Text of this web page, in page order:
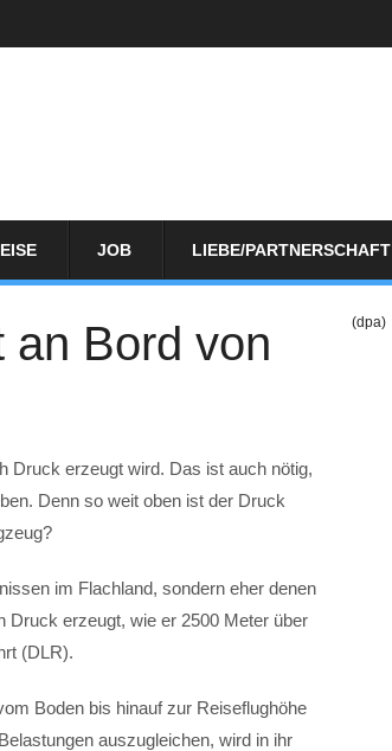
JOB LIEBE/PARTNERSCHAFT
an Bord von
(dpa)
Druck erzeugt wird. Das ist auch nötig,
Denn so weit oben ist der Druck
im Flachland, sondern eher denen
Druck erzeugt, wie er 2500 Meter über
(DLR).
Boden bis hinauf zur Reiseflughöhe
auszugleichen, wird in ihr